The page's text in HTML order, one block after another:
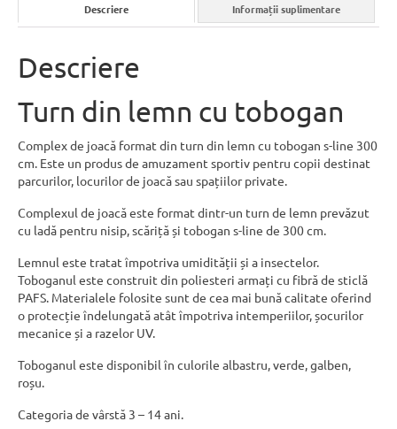
Descriere Informații suplimentare
Descriere
Turn din lemn cu tobogan
Complex de joacă format din turn din lemn cu tobogan s-line 300
cm. Este un produs de amuzament sportiv pentru copii destinat
parcurilor, locurilor de joacă sau spațiilor private.
Complexul de joacă este format dintr-un turn de lemn prevăzut
cu ladă pentru nisip, scăriță și tobogan s-line de 300 cm.
Lemnul este tratat împotriva umidității și a insectelor.
Toboganul este construit din poliesteri armați cu fibră de sticlă
PAFS. Materialele folosite sunt de cea mai bună calitate oferind
o protecție îndelungată atât împotriva intemperiilor, șocurilor
mecanice și a razelor UV.
Toboganul este disponibil în culorile albastru, verde, galben,
roșu.
Categoria de vârstă 3 – 14 ani.